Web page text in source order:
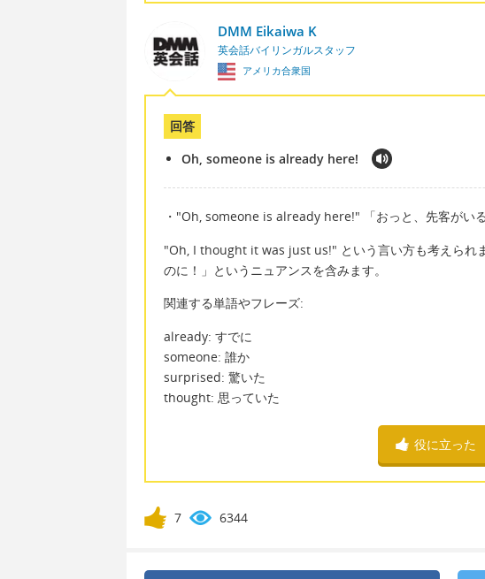
DMM Eikaiwa K
英会話バイリンガルスタッフ
アメリカ合衆国
回答
Oh, someone is already here!
・"Oh, someone is already here!" 「おっと、先客がいる
"Oh, I thought it was just us!" という言い方も考えられ
のに！」というニュアンスを含みます。
関連する単語やフレーズ:
already: すでに
someone: 誰か
surprised: 驚いた
thought: 思っていた
役に立った
7 6344